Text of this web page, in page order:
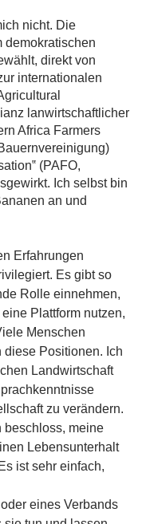
nicht. Die
demokratischen
direkt von
internationalen
lanwirtschaftlicher
Africa Farmers
(PAFO,
Ich selbst bin
an und
Erfahrungen
Es gibt so
Rolle einnehmen,
Plattform nutzen,
Menschen
Positionen. Ich
Landwirtschaft
zu verändern.
beschloss, meine
Lebensunterhalt
ist sehr einfach,
eines Verbands